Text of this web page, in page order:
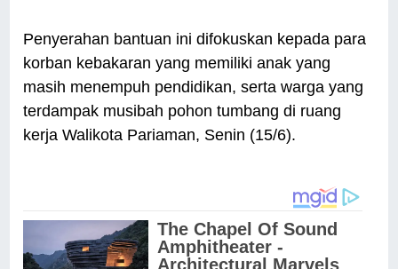
Penyerahan bantuan ini difokuskan kepada para
korban kebakaran yang memiliki anak yang
masih menempuh pendidikan, serta warga yang
terdampak musibah pohon tumbang di ruang
kerja Walikota Pariaman, Senin (15/6).